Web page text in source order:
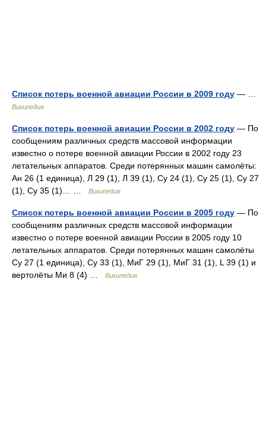
Список потерь военной авиации России в 2009 году — …
Википедия
Список потерь военной авиации России в 2002 году — По
сообщениям различных средств массовой информации
известно о потере военной авиации России в 2002 году 23
летательных аппаратов. Среди потерянных машин самолёты:
Ан 26 (1 единица), Л 29 (1), Л 39 (1), Су 24 (1), Су 25 (1), Су 27
(1), Су 35 (1)… …
Википедия
Список потерь военной авиации России в 2005 году — По
сообщениям различных средств массовой информации
известно о потере военной авиации России в 2005 году 10
летательных аппаратов. Среди потерянных машин самолёты
Су 27 (1 единица), Су 33 (1), МиГ 29 (1), МиГ 31 (1), L 39 (1) и
вертолёты Ми 8 (4) …
Википедия